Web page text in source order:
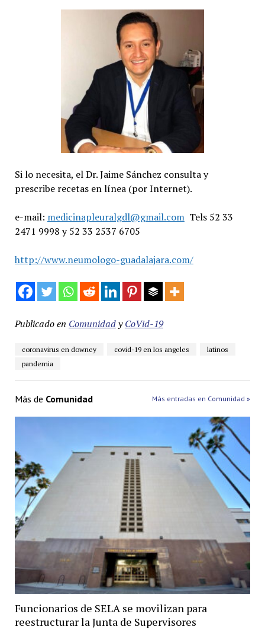
Si lo necesita, el Dr. Jaime Sánchez consulta y
prescribe recetas en línea (por Internet).
e-mail: medicinapleuralgdl@gmail.comTels 52 33
2471 9998 y 52 33 2537 6705
http://www.neumologo-guadalajara.com/
Publicado en ComunidadyCoVid-19
coronavirus en downey covid-19 en los angeles
latinos
pandemia
Más de Comunidad Más entradas en Comunidad »
Funcionarios de SELA se movilizan para
reestructurar la Junta de Supervisores